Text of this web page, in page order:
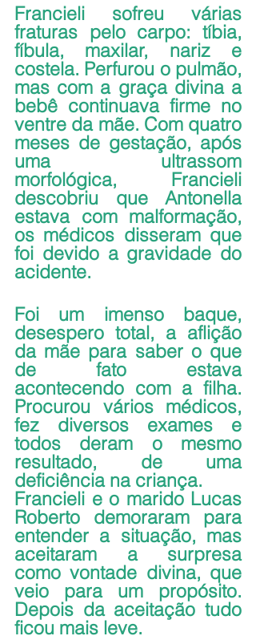
Francieli sofreu várias
fraturas pelo carpo: tíbia,
fíbula, maxilar, nariz e
costela. Perfurou o pulmão,
mas com a graça divina a
bebê continuava firme no
ventre da mãe. Com quatro
meses de gestação, após
uma ultrassom
morfológica, Francieli
descobriu que Antonella
estava com malformação,
os médicos disseram que
foi devido a gravidade do
acidente.
Foi um imenso baque,
desespero total, a aflição
da mãe para saber o que
de fato estava
acontecendo com a filha.
Procurou vários médicos,
fez diversos exames e
todos deram o mesmo
resultado, de uma
deficiência na criança.
Francieli e o marido Lucas
Roberto demoraram para
entender a situação, mas
aceitaram a surpresa
como vontade divina, que
veio para um propósito.
Depois da aceitação tudo
ficou mais leve.